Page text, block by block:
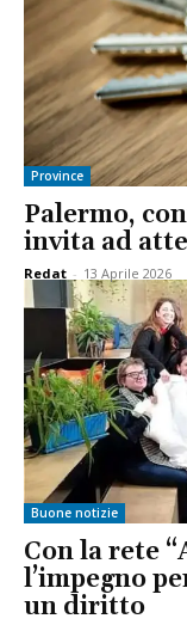
Province
Palermo,
invita ad
Redat - 13 Aprile 2026
Buone notizie
Con la rete
l’impegno
un diritto